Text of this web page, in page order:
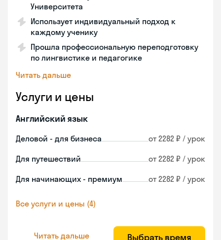
Университета
Использует индивидуальный подход к
каждому ученику
Прошла профессиональную переподготовку
по лингвистике и педагогике
Читать дальше
Услуги и цены
Английский язык
Деловой - для бизнеса от 2282 ₽ / урок
Для путешествий от 2282 ₽ / урок
Для начинающих - премиум от 2282 ₽ / урок
Все услуги и цены (4)
Читать дальше Выбрать время